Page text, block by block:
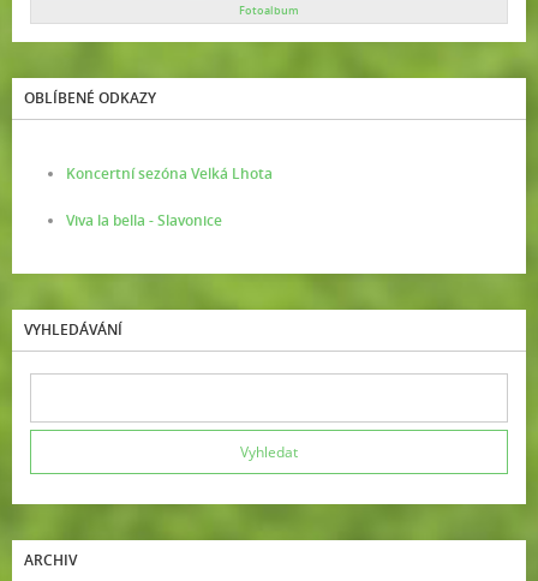
Fotoalbum
OBLÍBENÉ ODKAZY
Koncertní sezóna Velká Lhota
Viva la bella - Slavonice
VYHLEDÁVÁNÍ
ARCHIV